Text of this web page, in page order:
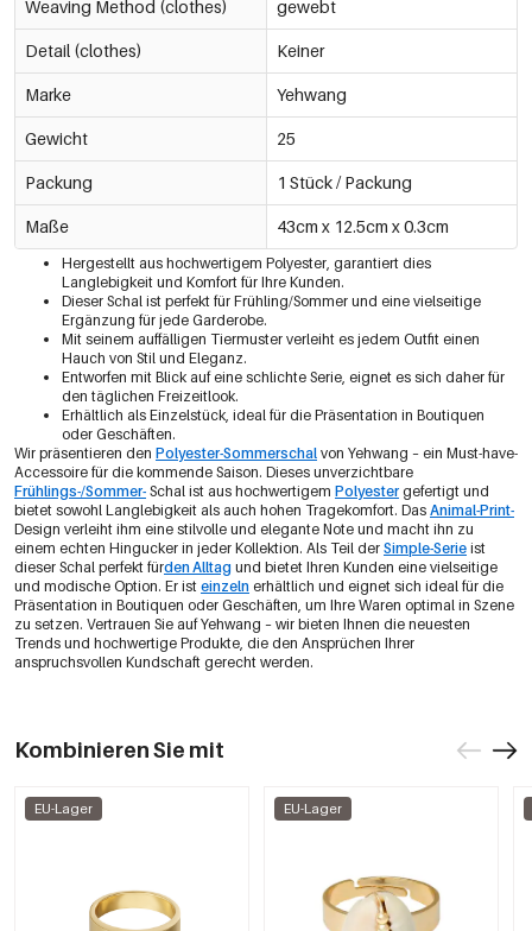
Weaving Method (clothes) gewebt
Detail (clothes) Keiner
Marke Yehwang
Gewicht 25
Packung 1 Stück / Packung
Maße 43cm x 12.5cm x 0.3cm
Hergestellt aus hochwertigem Polyester, garantiert dies
Langlebigkeit und Komfort für Ihre Kunden.
Dieser Schal ist perfekt für Frühling/Sommer und eine vielseitige
Ergänzung für jede Garderobe.
Mit seinem auffälligen Tiermuster verleiht es jedem Outfit einen
Hauch von Stil und Eleganz.
Entworfen mit Blick auf eine schlichte Serie, eignet es sich daher für
den täglichen Freizeitlook.
Erhältlich als Einzelstück, ideal für die Präsentation in Boutiquen
oder Geschäften.
Wir präsentieren den Polyester-Sommerschal von Yehwang – ein Must-have-
Accessoire für die kommende Saison. Dieses unverzichtbare
Frühlings-/Sommer- Schal ist aus hochwertigem Polyester gefertigt und
bietet sowohl Langlebigkeit als auch hohen Tragekomfort. Das Animal-Print-
Design verleiht ihm eine stilvolle und elegante Note und macht ihn zu
einem echten Hingucker in jeder Kollektion. Als Teil der Simple-Serie ist
dieser Schal perfekt fürden Alltag und bietet Ihren Kunden eine vielseitige
und modische Option. Er ist einzeln erhältlich und eignet sich ideal für die
Präsentation in Boutiquen oder Geschäften, um Ihre Waren optimal in Szene
zu setzen. Vertrauen Sie auf Yehwang – wir bieten Ihnen die neuesten
Trends und hochwertige Produkte, die den Ansprüchen Ihrer
anspruchsvollen Kundschaft gerecht werden.
Kombinieren Sie mit
EU-Lager EU-Lager